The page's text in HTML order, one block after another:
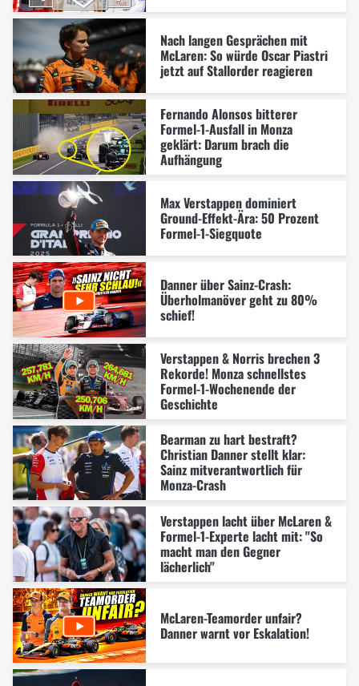
Nach langen Gesprächen mit
McLaren: So würde Oscar Piastri
jetzt auf Stallorder reagieren
Fernando Alonsos bitterer
Formel-1-Ausfall in Monza
geklärt: Darum brach die
Aufhängung
Max Verstappen dominiert
Ground-Effekt-Ära: 50 Prozent
Formel-1-Siegquote
Danner über Sainz-Crash:
Überholmanöver geht zu 80%
schief!
Verstappen & Norris brechen 3
Rekorde! Monza schnellstes
Formel-1-Wochenende der
Geschichte
Bearman zu hart bestraft?
Christian Danner stellt klar:
Sainz mitverantwortlich für
Monza-Crash
Verstappen lacht über McLaren &
Formel-1-Experte lacht mit: "So
macht man den Gegner
lächerlich"
McLaren-Teamorder unfair?
Danner warnt vor Eskalation!